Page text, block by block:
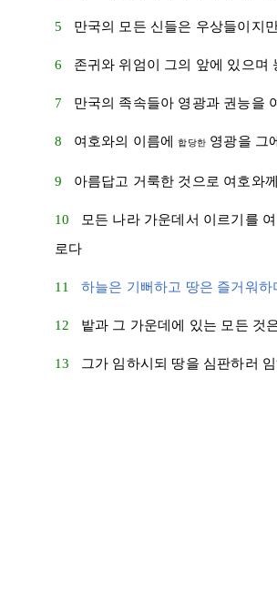
5 만국의 모든 신들은 우상들이지
6 존귀와 위엄이 그의 앞에 있으며
7 만국의 족속들아 영광과 권능을
8 여호와의 이름에합당한영광을 그
9 아름답고 거룩한 것으로 여호와
10
모든 나라 가운데서 이르기를
로다
11 하늘은 기뻐하고 땅은 즐거워
12 밭과 그 가운데에 있는 모든 것
13 그가 임하시되 땅을 심판하러